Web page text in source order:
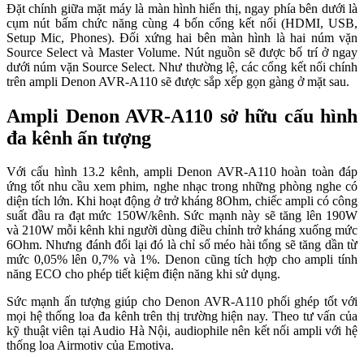
Đặt chính giữa mặt máy là màn hình hiển thị, ngay phía bên dưới là
cụm nút bấm chức năng cùng 4 bốn cổng kết nối (HDMI, USB,
Setup Mic, Phones). Đối xứng hai bên màn hình là hai núm vặn
Source Select và Master Volume. Nút nguồn sẽ được bố trí ở ngay
dưới núm vặn Source Select. Như thường lệ, các cổng kết nối chính
trên ampli Denon AVR-A110 sẽ được sắp xếp gọn gàng ở mặt sau.
Ampli Denon AVR-A110 sở hữu cấu hình
đa kênh ấn tượng
Với cấu hình 13.2 kênh, ampli Denon AVR-A110 hoàn toàn đáp
ứng tốt nhu cầu xem phim, nghe nhạc trong những phòng nghe có
diện tích lớn. Khi hoạt động ở trở kháng 8Ohm, chiếc ampli có công
suất đầu ra đạt mức 150W/kênh. Sức mạnh này sẽ tăng lên 190W
và 210W mỗi kênh khi người dùng điều chỉnh trở kháng xuống mức
6Ohm. Nhưng đánh đổi lại đó là chỉ số méo hài tổng sẽ tăng dần từ
mức 0,05% lên 0,7% và 1%. Denon cũng tích hợp cho ampli tính
năng ECO cho phép tiết kiệm điện năng khi sử dụng.
Sức mạnh ấn tượng giúp cho Denon AVR-A110 phối ghép tốt với
mọi hệ thống loa đa kênh trên thị trường hiện nay. Theo tư vấn của
kỹ thuật viên tại Audio Hà Nội, audiophile nên kết nối ampli với hệ
thống loa Airmotiv của Emotiva.